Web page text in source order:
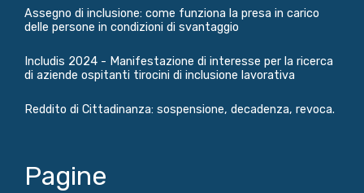
Assegno di inclusione: come funziona la presa in carico
delle persone in condizioni di svantaggio
Includis 2024 - Manifestazione di interesse per la ricerca
di aziende ospitanti tirocini di inclusione lavorativa
Reddito di Cittadinanza: sospensione, decadenza, revoca.
Pagine